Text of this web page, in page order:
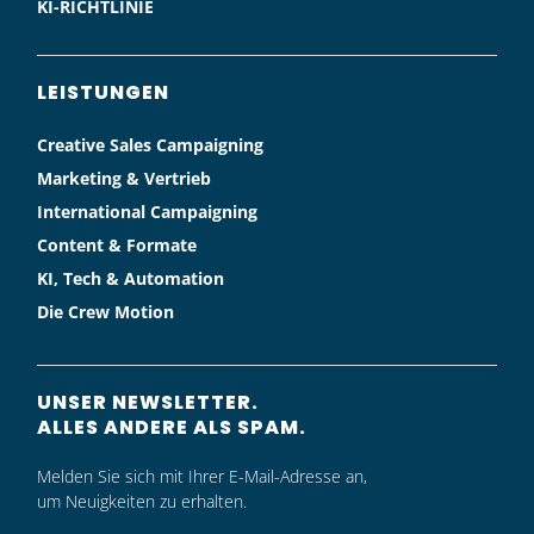
KI-RICHTLINIE
LEISTUNGEN
Creative Sales Campaigning
Marketing & Vertrieb
International Campaigning
Content & Formate
KI, Tech & Automation
Die Crew Motion
UNSER NEWSLETTER.
ALLES ANDERE ALS SPAM.
Melden Sie sich mit Ihrer E-Mail-Adresse an,
um Neuigkeiten zu erhalten.